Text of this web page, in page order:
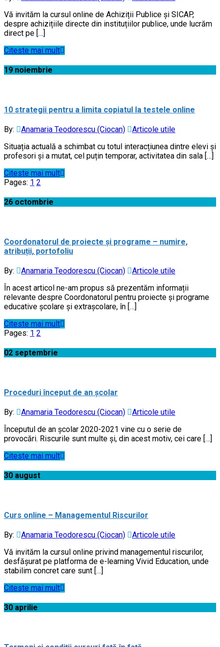
Vă invităm la cursul online de Achiziții Publice și SICAP,
despre achizițiile directe din instituțiilor publice, unde lucrăm
direct pe […]
Citeste mai mult
19 noiembrie
10 strategii pentru a limita copiatul la testele online
By: Anamaria Teodorescu (Ciocan)
Articole utile
Situația actuală a schimbat cu totul interacțiunea dintre elevi și
profesori și a mutat, cel puțin temporar, activitatea din sala […]
Citeste mai mult
Pages: 1 2
26 octombrie
Coordonatorul de proiecte și programe – numire,
atribuții, portofoliu
By: Anamaria Teodorescu (Ciocan)
Articole utile
În acest articol ne-am propus să prezentăm informații
relevante despre Coordonatorul pentru proiecte și programe
educative școlare și extrașcolare, în […]
Citeste mai mult
Pages: 1 2
02 septembrie
Proceduri început de an școlar
By: Anamaria Teodorescu (Ciocan)
Articole utile
Începutul de an școlar 2020-2021 vine cu o serie de
provocări. Riscurile sunt multe și, din acest motiv, cei care […]
Citeste mai mult
30 august
Curs online – Managementul Riscurilor
By: Anamaria Teodorescu (Ciocan)
Articole utile
Vă invităm la cursul online privind managementul riscurilor,
desfășurat pe platforma de e-learning Vivid Education, unde
stabilim concret care sunt […]
Citeste mai mult
30 aprilie